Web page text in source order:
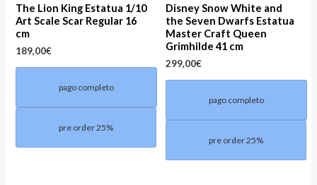
The Lion King Estatua 1/10
Art Scale Scar Regular 16
cm
189,00€
pago completo
pre order 25%
Disney Snow White and
the Seven Dwarfs Estatua
Master Craft Queen
Grimhilde 41 cm
299,00€
pago completo
pre order 25%